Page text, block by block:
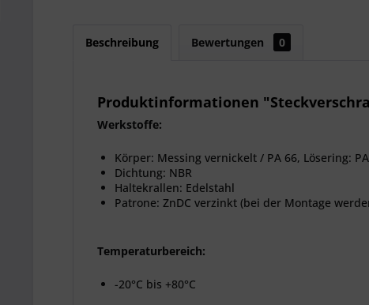
Beschreibung Bewertungen 0
Produktinformationen
Werkstoffe:
Körper: Messing vernickelt / PA 66, Lösering:
Dichtung: NBR
Haltekrallen: Edelstahl
Patrone: ZnDC verzinkt (bei der Montage
Temperaturbereich:
-20°C bis +80°C